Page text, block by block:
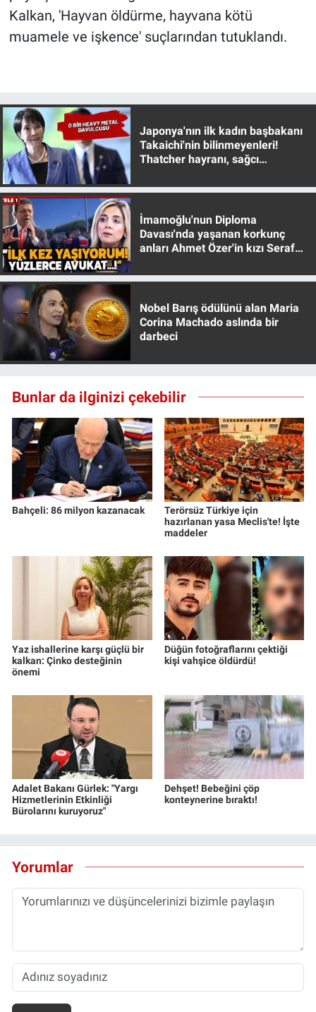
Kalkan, 'Hayvan öldürme, hayvana kötü
muamele ve işkence' suçlarından tutuklandı.
Japonya'nın ilk kadın başbakanı
Takaichi'nin bilinmeyenleri!
Thatcher hayranı, sağcı
İmamoğlu'nun Diploma
Davası'nda yaşanan korkunç
anları Ahmet Özer'in kızı Seraf
Nobel Barış ödülünü alan Maria
Corina Machado aslında bir
darbeci
Bunlar da ilginizi çekebilir
Bahçeli: 86 milyon kazanacak
Terörsüz Türkiye için
hazırlanan yasa Meclis'te! İşte
maddeler
Yaz ishallerine karşı güçlü bir
kalkan: Çinko desteğinin
önemi
Düğün fotoğraflarını çektiği
kişi vahşice öldürdü!
Adalet Bakanı Gürlek: "Yargı
Hizmetlerinin Etkinliği
Bürolarını kuruyoruz"
Dehşet! Bebeğini çöp
konteynerine bıraktı!
Yorumlar